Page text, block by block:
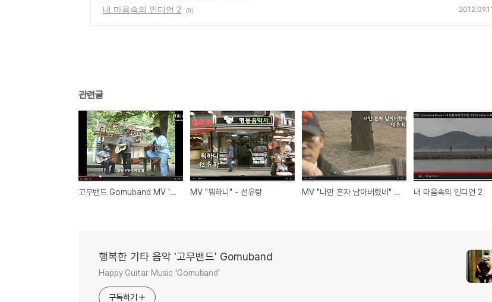
내 마음속의 인디언 2 (0) 2012.09.11
관련글
고무밴드 Gomuband MV 'Hiking' MV "뭐하니" - 선유랑 MV "나만 혼자 남아버렸네" - 선유랑 내 마음속의 인디언 2
행복한 기타 음악 '고무밴드' Gomuband
Happy Guitar Music 'Gomuband'
구독하기